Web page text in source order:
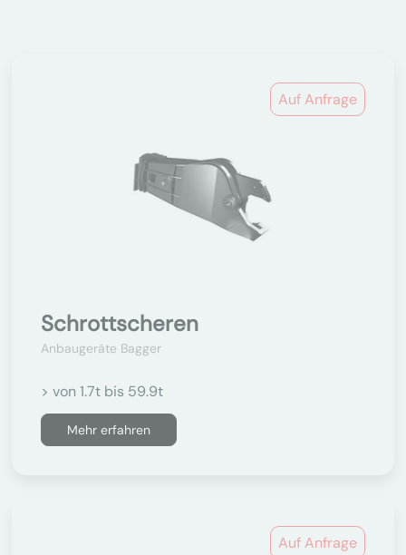
Auf Anfrage
Schrottscheren
Anbaugeräte Bagger
> von 1.7t bis 59.9t
Mehr erfahren
Auf Anfrage